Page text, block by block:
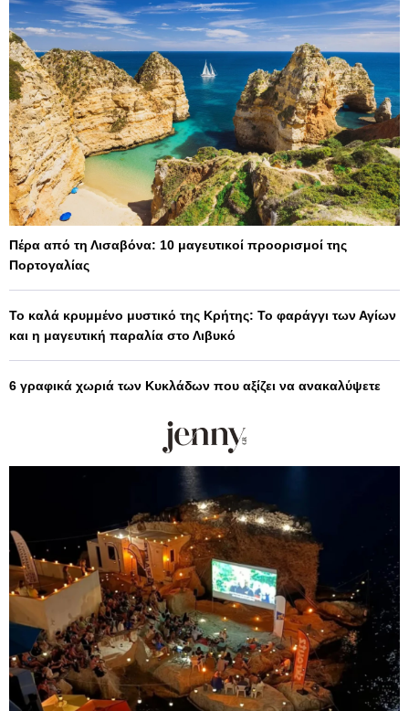
Πέρα από τη Λισαβόνα: 10 μαγευτικοί προορισμοί της
Πορτογαλίας
Το καλά κρυμμένο μυστικό της Κρήτης: Το φαράγγι των Αγίων
και η μαγευτική παραλία στο Λιβυκό
6 γραφικά χωριά των Κυκλάδων που αξίζει να ανακαλύψετε